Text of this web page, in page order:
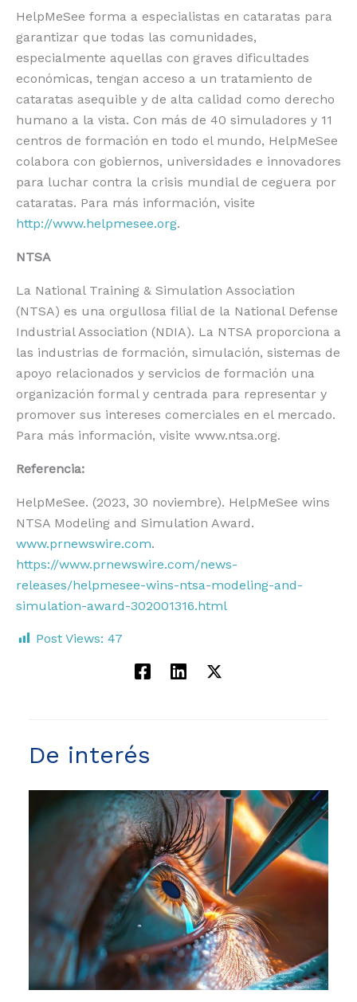
HelpMeSee forma a especialistas en cataratas para
garantizar que todas las comunidades,
especialmente aquellas con graves dificultades
económicas, tengan acceso a un tratamiento de
cataratas asequible y de alta calidad como derecho
humano a la vista. Con más de 40 simuladores y 11
centros de formación en todo el mundo, HelpMeSee
colabora con gobiernos, universidades e innovadores
para luchar contra la crisis mundial de ceguera por
cataratas. Para más información, visite
http://www.helpmesee.org.
NTSA
La National Training & Simulation Association
(NTSA) es una orgullosa filial de la National Defense
Industrial Association (NDIA). La NTSA proporciona a
las industrias de formación, simulación, sistemas de
apoyo relacionados y servicios de formación una
organización formal y centrada para representar y
promover sus intereses comerciales en el mercado.
Para más información, visite www.ntsa.org.
Referencia:
HelpMeSee. (2023, 30 noviembre). HelpMeSee wins
NTSA Modeling and Simulation Award.
www.prnewswire.com.
https://www.prnewswire.com/news-
releases/helpmesee-wins-ntsa-modeling-and-
simulation-award-302001316.html
Post Views: 47
De interés